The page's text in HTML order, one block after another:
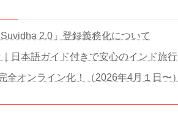
2.0」登録義務化について
日本語ガイド付きで安心のインド旅行
オンライン化！（2026年4月１日〜）